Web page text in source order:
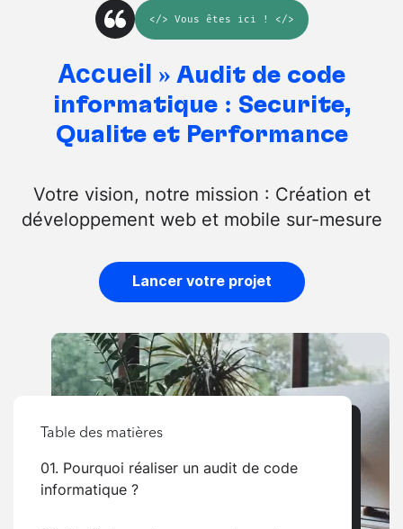
</> Vous êtes ici ! </>
Accueil » Audit de code
informatique : Sécurité,
Qualité et Performance
Votre vision, notre mission : Création et
développement web et mobile sur-mesure
Lancer votre projet
Table des matières
01. Pourquoi réaliser un audit de code
informatique ?